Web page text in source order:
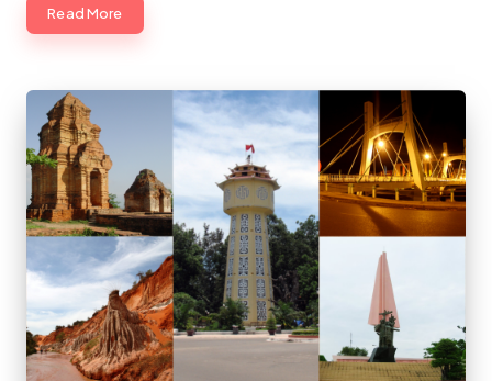
Read More